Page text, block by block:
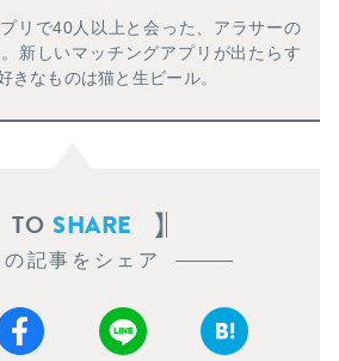
リで40人以上と会った、アラサーの
新しいマッチングアプリが出たらす
きなものは猫と生ビール。
TO SHARE
の記事をシェア